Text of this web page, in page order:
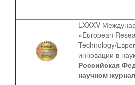
LXXXV
«European
Technology/
инновации в
Российская
научном